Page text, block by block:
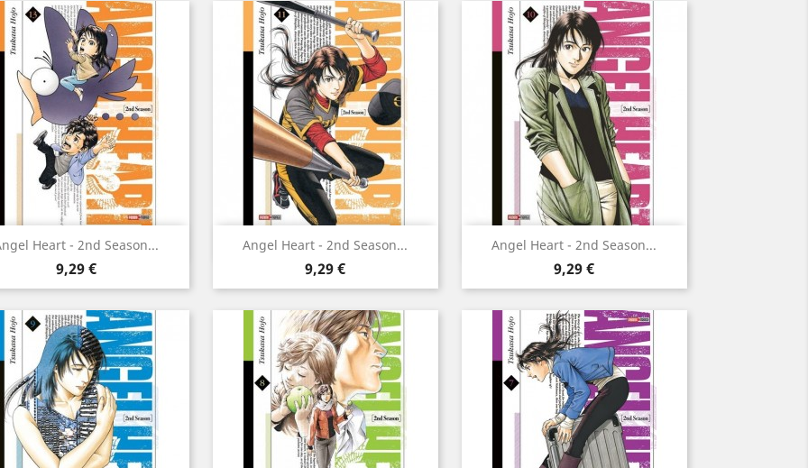
Heart - 2nd Season...
Prix
9,29 €
Aperçu rapide Angel Heart - 2nd Season...
Prix
9,29 €
Aperçu rapide Angel Heart - 2nd Season...
Prix
9,29 €
Aperçu rapide